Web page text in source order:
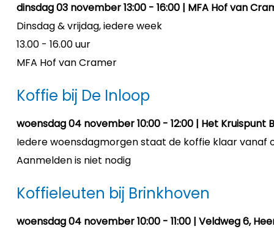
dinsdag 03 november 13:00 - 16:00 | MFA Hof van
Dinsdag & vrijdag, iedere week
13.00 - 16.00 uur
MFA Hof van Cramer
Koffie bij De Inloop
woensdag 04 november 10:00 - 12:00 | Het Kruispunt
Iedere woensdagmorgen staat de koffie klaar vanaf
Aanmelden is niet nodig
Koffieleuten bij Brinkhoven
woensdag 04 november 10:00 - 11:00 | Veldweg 6,